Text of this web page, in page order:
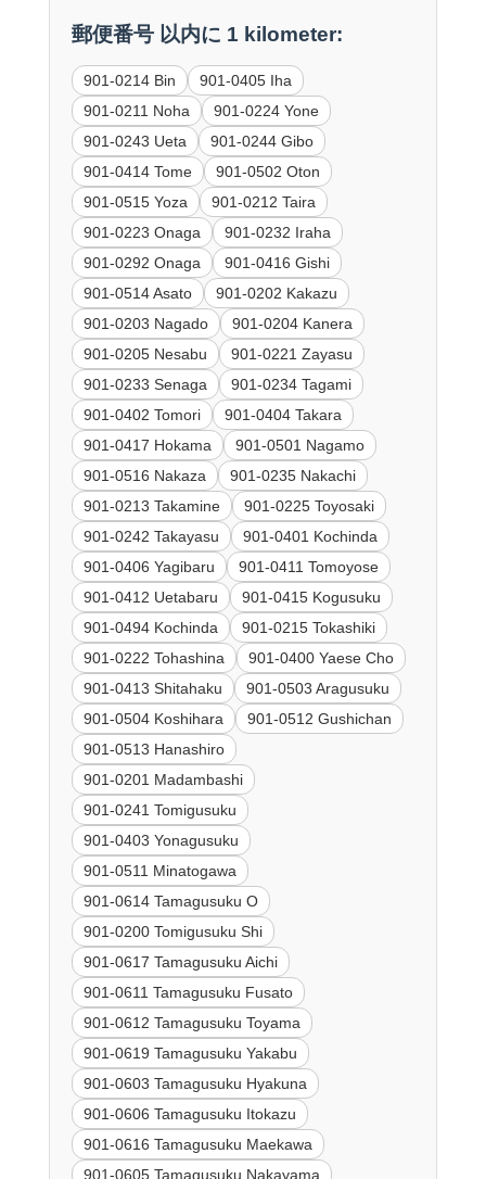
郵便番号 以内に 1 kilometer:
901-0214 Bin
901-0405 Iha
901-0211 Noha
901-0224 Yone
901-0243 Ueta
901-0244 Gibo
901-0414 Tome
901-0502 Oton
901-0515 Yoza
901-0212 Taira
901-0223 Onaga
901-0232 Iraha
901-0292 Onaga
901-0416 Gishi
901-0514 Asato
901-0202 Kakazu
901-0203 Nagado
901-0204 Kanera
901-0205 Nesabu
901-0221 Zayasu
901-0233 Senaga
901-0234 Tagami
901-0402 Tomori
901-0404 Takara
901-0417 Hokama
901-0501 Nagamo
901-0516 Nakaza
901-0235 Nakachi
901-0213 Takamine
901-0225 Toyosaki
901-0242 Takayasu
901-0401 Kochinda
901-0406 Yagibaru
901-0411 Tomoyose
901-0412 Uetabaru
901-0415 Kogusuku
901-0494 Kochinda
901-0215 Tokashiki
901-0222 Tohashina
901-0400 Yaese Cho
901-0413 Shitahaku
901-0503 Aragusuku
901-0504 Koshihara
901-0512 Gushichan
901-0513 Hanashiro
901-0201 Madambashi
901-0241 Tomigusuku
901-0403 Yonagusuku
901-0511 Minatogawa
901-0614 Tamagusuku O
901-0200 Tomigusuku Shi
901-0617 Tamagusuku Aichi
901-0611 Tamagusuku Fusato
901-0612 Tamagusuku Toyama
901-0619 Tamagusuku Yakabu
901-0603 Tamagusuku Hyakuna
901-0606 Tamagusuku Itokazu
901-0616 Tamagusuku Maekawa
901-0605 Tamagusuku Nakayama